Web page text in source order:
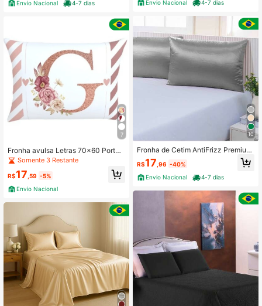
Envio Nacional
4-7 dias
7
Fronha avulsa Letras 70x60 Porta t
ravesseiro com zíper A-Z
Somente 3 Restante
R$17 ,59 -5%
Envio Nacional
Envio Nacional
4-7 dias
10
Fronha de Cetim AntiFrizz Premium
Toque Acetinado 50 x 70cm
R$17 ,96 -40%
Envio Nacional
4-7 dias